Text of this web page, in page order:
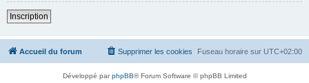
Inscription
Accueil du forum Fuseau horaire sur UTC+02:00
Supprimer les cookies
Développé parphpBB® Forum Software © phpBB Limited